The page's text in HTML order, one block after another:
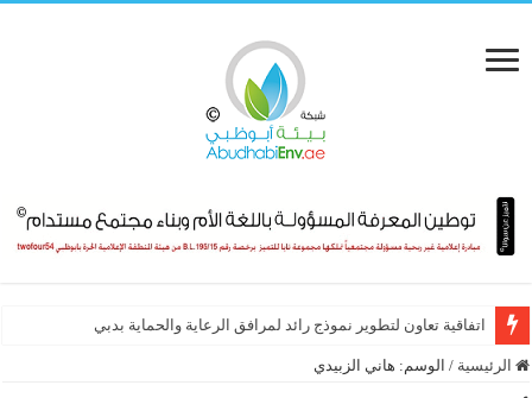
اتفاقية تعاون لتطوير نموذج رائد لمرافق الرعاية والحماية بدبي
تعاون أممي – عربي لتنظيم أبرز فعاليات الاستدامة في 2026
الرئيسية / الوسم: هاني الزبيدي